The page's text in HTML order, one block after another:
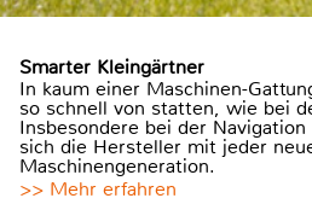
Smarter Kleingärtner
In kaum einer Maschinen-
so schnell von statten, wie bei
Insbesondere bei der
sich die Hersteller mit jeder
Maschinengeneration.
>> Mehr erfahren